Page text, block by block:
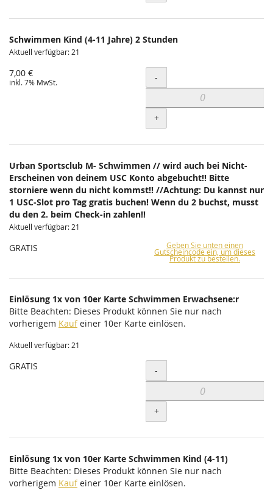
Schwimmen Kind (4-11 Jahre) 2 Stunden
Aktuell verfügbar: 21
7,00 €
inkl. 7% MwSt. Menge
-
+
Urban Sportsclub M- Schwimmen // wird auch bei Nicht-
Erscheinen von deinem USC Konto abgebucht!! Bitte
storniere wenn du nicht kommst!! //Achtung: Du kannst nur
1 USC-Slot pro Tag gratis buchen! Wenn du 2 buchst, musst
du den 2. beim Check-in zahlen!!
Aktuell verfügbar: 21
GRATIS Geben Sie unten einen
Gutscheincode ein, um dieses
Produkt zu bestellen.
Einlösung 1x von 10er Karte Schwimmen Erwachsene:r
Bitte Beachten: Dieses Produkt können Sie nur nach
vorherigem Kaufeiner 10er Karte einlösen.
Aktuell verfügbar: 21
GRATIS Menge
-
+
Einlösung 1x von 10er Karte Schwimmen Kind (4-11)
Bitte Beachten: Dieses Produkt können Sie nur nach
vorherigem Kaufeiner 10er Karte einlösen.